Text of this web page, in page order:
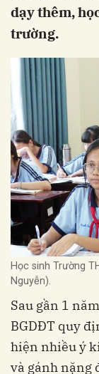
dạy thêm,
trường.
Học sinh Trường
Nguyễn).
Sau gần 1
BGDĐT quy
hiện nhiều ý
và gánh nặng